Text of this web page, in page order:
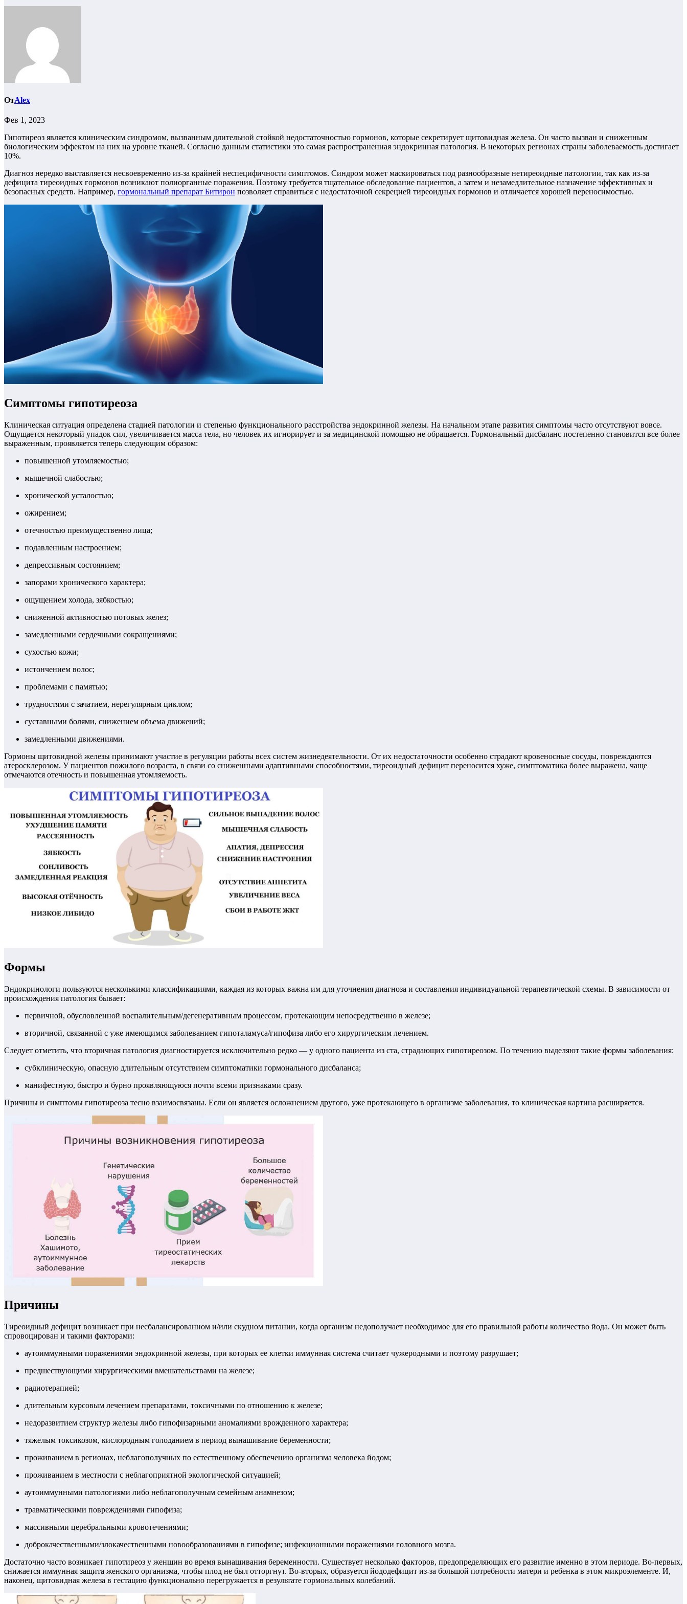
ОтAlex
Фев 1, 2023
Гипотиреоз является клиническим синдромом, вызванным длительной стойкой недостаточностью гормонов, которые секретирует щитовидная железа. Он часто вызван и сниженным
биологическим эффектом на них на уровне тканей. Согласно данным статистики это самая распространенная эндокринная патология. В некоторых регионах страны заболеваемость достигает
10%.
Диагноз нередко выставляется несвоевременно из-за крайней неспецифичности симптомов. Синдром может маскироваться под разнообразные нетиреоидные патологии, так как из-за
дефицита тиреоидных гормонов возникают полиорганные поражения. Поэтому требуется тщательное обследование пациентов, а затем и незамедлительное назначение эффективных и
безопасных средств. Например, гормональный препарат Битирон позволяет справиться с недостаточной секрецией тиреоидных гормонов и отличается хорошей переносимостью.
Симптомы гипотиреоза
Клиническая ситуация определена стадией патологии и степенью функционального расстройства эндокринной железы. На начальном этапе развития симптомы часто отсутствуют вовсе.
Ощущается некоторый упадок сил, увеличивается масса тела, но человек их игнорирует и за медицинской помощью не обращается. Гормональный дисбаланс постепенно становится все более
выраженным, проявляется теперь следующим образом:
повышенной утомляемостью;
мышечной слабостью;
хронической усталостью;
ожирением;
отечностью преимущественно лица;
подавленным настроением;
депрессивным состоянием;
запорами хронического характера;
ощущением холода, зябкостью;
сниженной активностью потовых желез;
замедленными сердечными сокращениями;
сухостью кожи;
истончением волос;
проблемами с памятью;
трудностями с зачатием, нерегулярным циклом;
суставными болями, снижением объема движений;
замедленными движениями.
Гормоны щитовидной железы принимают участие в регуляции работы всех систем жизнедеятельности. От их недостаточности особенно страдают кровеносные сосуды, повреждаются
атеросклерозом. У пациентов пожилого возраста, в связи со сниженными адаптивными способностями, тиреоидный дефицит переносится хуже, симптоматика более выражена, чаще
отмечаются отечность и повышенная утомляемость.
Формы
Эндокринологи пользуются несколькими классификациями, каждая из которых важна им для уточнения диагноза и составления индивидуальной терапевтической схемы. В зависимости от
происхождения патология бывает:
первичной, обусловленной воспалительным/дегенеративным процессом, протекающим непосредственно в железе;
вторичной, связанной с уже имеющимся заболеванием гипоталамуса/гипофиза либо его хирургическим лечением.
Следует отметить, что вторичная патология диагностируется исключительно редко — у одного пациента из ста, страдающих гипотиреозом. По течению выделяют такие формы заболевания:
субклиническую, опасную длительным отсутствием симптоматики гормонального дисбаланса;
манифестную, быстро и бурно проявляющуюся почти всеми признаками сразу.
Причины и симптомы гипотиреоза тесно взаимосвязаны. Если он является осложнением другого, уже протекающего в организме заболевания, то клиническая картина расширяется.
Причины
Тиреоидный дефицит возникает при несбалансированном и/или скудном питании, когда организм недополучает необходимое для его правильной работы количество йода. Он может быть
спровоцирован и такими факторами:
аутоиммунными поражениями эндокринной железы, при которых ее клетки иммунная система считает чужеродными и поэтому разрушает;
предшествующими хирургическими вмешательствами на железе;
радиотерапией;
длительным курсовым лечением препаратами, токсичными по отношению к железе;
недоразвитием структур железы либо гипофизарными аномалиями врожденного характера;
тяжелым токсикозом, кислородным голоданием в период вынашивание беременности;
проживанием в регионах, неблагополучных по естественному обеспечению организма человека йодом;
проживанием в местности с неблагоприятной экологической ситуацией;
аутоиммунными патологиями либо неблагополучным семейным анамнезом;
травматическими повреждениями гипофиза;
массивными церебральными кровотечениями;
доброкачественными/злокачественными новообразованиями в гипофизе; инфекционными поражениями головного мозга.
Достаточно часто возникает гипотиреоз у женщин во время вынашивания беременности. Существует несколько факторов, предопределяющих его развитие именно в этом периоде. Во-первых,
снижается иммунная защита женского организма, чтобы плод не был отторгнут. Во-вторых, образуется йододефицит из-за большой потребности матери и ребенка в этом микроэлементе. И,
наконец, щитовидная железа в гестацию функционально перегружается в результате гормональных колебаний.